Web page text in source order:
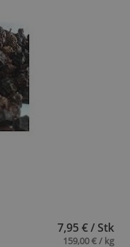
7,95 € / Stk
159,00 € / kg